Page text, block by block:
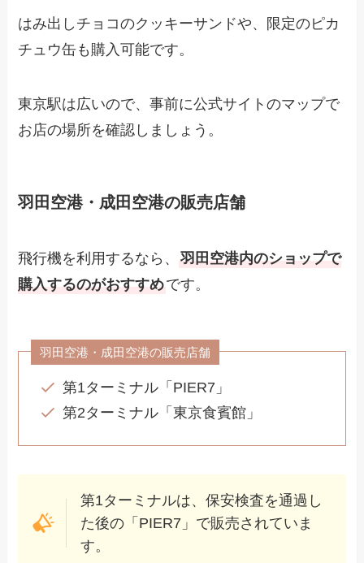
はみ出しチョコのクッキーサンドや、限定のピカ
チュウ缶も購入可能です。
東京駅は広いので、事前に公式サイトのマップで
お店の場所を確認しましょう。
羽田空港・成田空港の販売店舗
飛行機を利用するなら、 羽田空港内のショップで
購入するのがおすすめです。
羽田空港・成田空港の販売店舗
第1ターミナル「PIER7」
第2ターミナル「東京食賓館」
第1ターミナルは、保安検査を通過し
た後の「PIER7」で販売されていま
す。